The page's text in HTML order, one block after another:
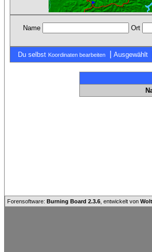
Name Ort
Du selbst Koordinaten bearbeiten Ausgewählt
Forensoftware: Burning Board 2.3.6 , entwickelt von